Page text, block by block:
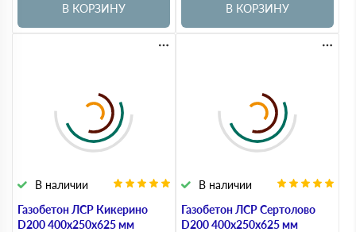
В КОРЗИНУ В КОРЗИНУ
Газобетон ЛСР Кикерино
D200 400х250х625 мм
В наличии
Газобетон ЛСР Сертолово
D200 400х250х625 мм
В наличии